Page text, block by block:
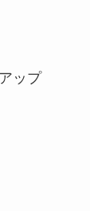
ップ